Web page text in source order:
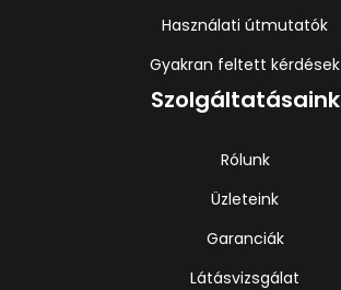
Használati útmutatók
Gyakran feltett kérdések
Szolgáltatásaink
Rólunk
Üzleteink
Garanciák
Látásvizsgálat